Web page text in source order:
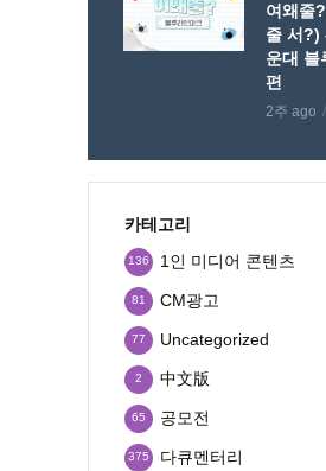
여왜줄
줄 서?)
운대 블
편
2주 ago
카테고리
1인 미디어 콘텐츠
136
CM광고
81
Uncategorized
77
中文版
2
공모전
65
다큐멘터리
375